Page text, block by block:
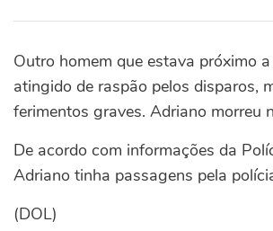
Outro homem que estava próximo
atingido de raspão pelos disparos,
ferimentos graves. Adriano morreu
De acordo com informações da
Adriano tinha passagens pela
(DOL)